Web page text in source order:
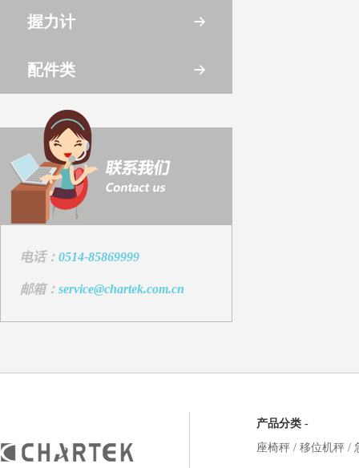
握力计
配件类
电话： 0514-85869999
邮箱： service@chartek.com.cn
产品分类 -
座椅秤 / 移位机秤 /